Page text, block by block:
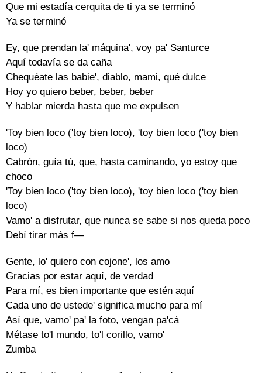
Que mi estadía cerquita de ti ya se terminó
Ya se terminó
Ey, que prendan la' máquina', voy pa' Santurce
Aquí todavía se da caña
Chequéate las babie', diablo, mami, qué dulce
Hoy yo quiero beber, beber, beber
Y hablar mierda hasta que me expulsen
'Toy bien loco ('toy bien loco), 'toy bien loco ('toy bien
loco)
Cabrón, guía tú, que, hasta caminando, yo estoy que
choco
'Toy bien loco ('toy bien loco), 'toy bien loco ('toy bien
loco)
Vamo' a disfrutar, que nunca se sabe si nos queda poco
Debí tirar más f—
Gente, lo' quiero con cojone', los amo
Gracias por estar aquí, de verdad
Para mí, es bien importante que estén aquí
Cada uno de ustede' significa mucho para mí
Así que, vamo' pa' la foto, vengan pa'cá
Métase to'l mundo, to'l corillo, vamo'
Zumba